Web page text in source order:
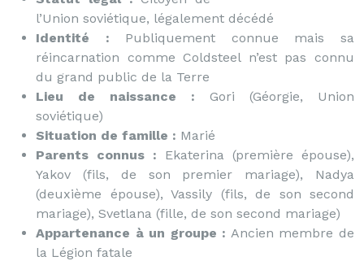
l’Union soviétique, légalement décédé
Identité : Publiquement connue mais sa
réincarnation comme Coldsteel n’est pas connu
du grand public de la Terre
Lieu de naissance : Gori (Géorgie, Union
soviétique)
Situation de famille : Marié
Parents connus : Ekaterina (première épouse),
Yakov (fils, de son premier mariage), Nadya
(deuxième épouse), Vassily (fils, de son second
mariage), Svetlana (fille, de son second mariage)
Appartenance à un groupe : Ancien membre de
la Légion fatale